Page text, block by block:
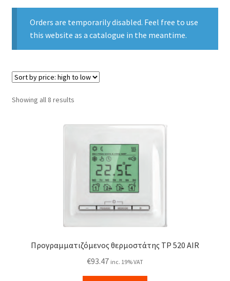
Orders are temporarily disabled. Feel free to use
this website as a catalogue in the meantime.
Showing all 8 resultsSorted
Προγραμματιζόμενος θερμοστάτης TP 520 AIR
€93.47 inc. 19% VAT